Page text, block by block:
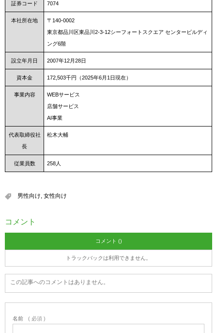
証券コード 7074
本社所在地
〒140-0002
東京都品川区東品川2-3-12シーフォートスクエア センタービルディ
ング6階
設立年月日 2007年12月28日
資本金 172,503千円（2025年6月1日現在）
事業内容
WEBサービス
店舗サービス
AI事業
代表取締役社
長
松木大輔
従業員数 258人
男性向け, 女性向け
コメント
コメント ()
トラックバックは利用できません。
この記事へのコメントはありません。
名前 ( 必須 )